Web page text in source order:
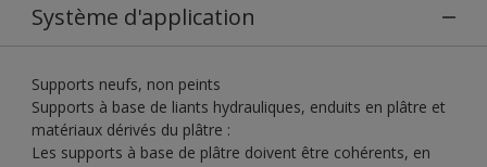
Système d'application
Supports neufs, non peints
Supports à base de liants hydrauliques, enduits en plâtre et
matériaux dérivés du plâtre :
Les supports à base de plâtre doivent être cohérents, en